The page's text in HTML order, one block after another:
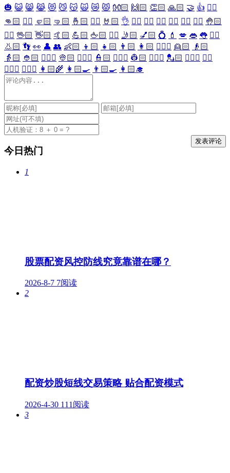
🎃 😺 😸 😹 😻 😼 😽 🙀 😿 😾 👐🏻 🙌🏻 👏🏻 🙏🏻 🤝 👍 👎🏻
👊🏻 ✊🏻 🤛🏻 🤜🏻 🤞🏻 ✌🏻 🤘🏻 👌 👈🏻 👉🏻 👆🏻 👇🏻 ☝🏻 ✋🏻 🤚🏻
🖐🏻 🖖🏻 👋🏻 🤙🏻 💪🏻 🖕🏻 ✍🏻 🤳🏻 💅🏻 💍 💄 💋 👄 👅 👂🏻
👃🏻 👣 👀 👤 👥 👶🏻 👦🏻 👧🏻 👨🏻 👩🏻 👱🏻‍♀️ 👱🏻
👴🏻
👵🏻 👲🏻 👳🏻‍♀️ 👳🏻 👮🏻‍♀️ 👮🏻 👷🏻‍♀️ 👷🏻 💂🏻‍♀️ 💂🏻 🕵🏻‍♀️ 🕵🏻
👩🏻‍⚕️ 👨🏻‍⚕️ 👩🏻‍🌾 👩🏻‍🍳 👨🏻‍🍳 👩🏻‍🎓
今日热门
1
股票配资风控防线究竟靠谱在哪？
2026-8-7 7阅读
2
配资炒股短线交易策略 贴合配资模式
2026-4-30 111阅读
3